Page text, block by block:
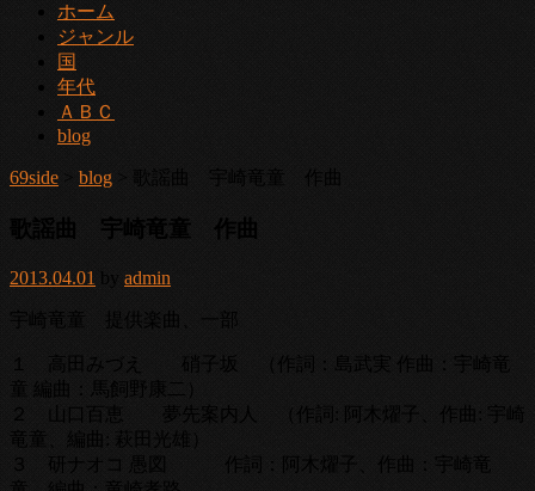
ホーム
ジャンル
国
年代
ＡＢＣ
blog
69side blog > 歌謡曲 宇崎竜童 作曲
歌謡曲 宇崎竜童 作曲
2013.04.01 by admin
宇崎竜童 提供楽曲、一部
１ 高田みづえ 硝子坂 （作詞：島武実 作曲：宇崎竜
童 編曲：馬飼野康二）
２ 山口百恵 夢先案内人 （作詞: 阿木燿子、作曲: 宇崎
竜童、編曲: 萩田光雄）
３ 研ナオコ 愚図 作詞：阿木燿子、作曲：宇崎竜